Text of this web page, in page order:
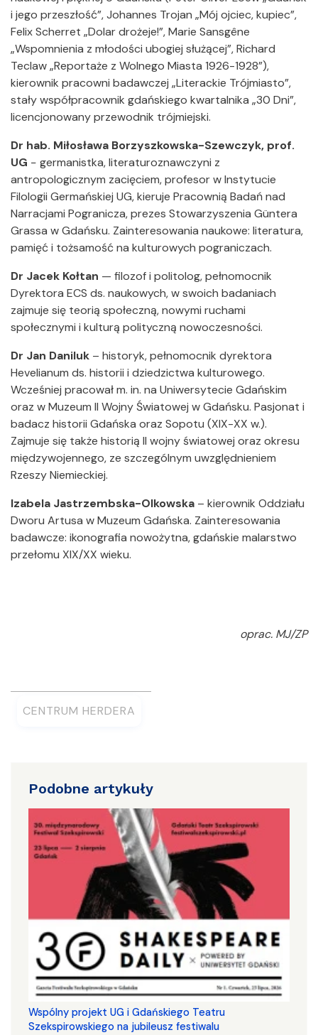
i jego przeszłość”, Johannes Trojan „Mój ojciec, kupiec”,
Felix Scherret „Dolar drożeje!”, Marie Sansgêne
„Wspomnienia z młodości ubogiej służącej”, Richard
Teclaw „Reportaże z Wolnego Miasta 1926-1928”),
kierownik pracowni badawczej „Literackie Trójmiasto”,
stały współpracownik gdańskiego kwartalnika „30 Dni”,
licencjonowany przewodnik trójmiejski.
Dr hab. Miłosława Borzyszkowska-Szewczyk, prof.
UG − germanistka, literaturoznawczyni z
antropologicznym zacięciem, profesor w Instytucie
Filologii Germańskiej UG, kieruje Pracownią Badań nad
Narracjami Pogranicza, prezes Stowarzyszenia Güntera
Grassa w Gdańsku. Zainteresowania naukowe: literatura,
pamięć i tożsamość na kulturowych pograniczach.
Dr Jacek Kołtan — filozof i politolog, pełnomocnik
Dyrektora ECS ds. naukowych, w swoich badaniach
zajmuje się teorią społeczną, nowymi ruchami
społecznymi i kulturą polityczną nowoczesności.
Dr Jan Daniluk – historyk, pełnomocnik dyrektora
Hevelianum ds. historii i dziedzictwa kulturowego.
Wcześniej pracował m. in. na Uniwersytecie Gdańskim
oraz w Muzeum II Wojny Światowej w Gdańsku. Pasjonat i
badacz historii Gdańska oraz Sopotu (XIX-XX w.).
Zajmuje się także historią II wojny światowej oraz okresu
międzywojennego, ze szczególnym uwzględnieniem
Rzeszy Niemieckiej.
Izabela Jastrzembska-Olkowska – kierownik Oddziału
Dworu Artusa w Muzeum Gdańska. Zainteresowania
badawcze: ikonografia nowożytna, gdańskie malarstwo
przełomu XIX/XX wieku.
oprac. MJ/ZP
CENTRUM HERDERA
Podobne artykuły
Wspólny projekt UG i Gdańskiego Teatru
Szekspirowskiego na jubileusz festiwalu